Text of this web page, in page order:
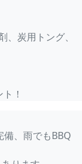
炭用トング、
！
備、雨でもBBQ